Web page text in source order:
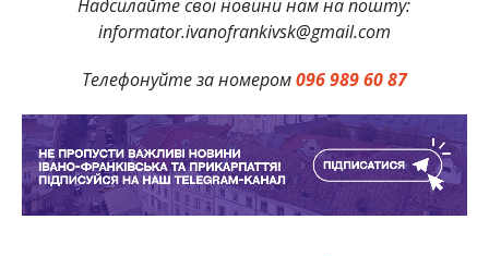
Надсилайте свої новини нам на пошту:
informator.ivanofrankivsk@gmail.com
Телефонуйте за номером096 989 60 87